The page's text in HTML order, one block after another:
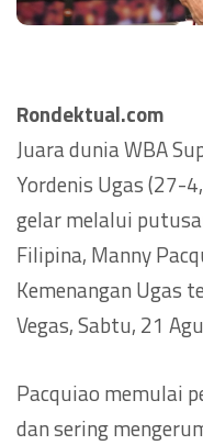
Rondektual.com
Juara dunia WBA
Yordenis Ugas (27-
gelar melalui
Filipina, Manny
Kemenangan Ugas
Vegas, Sabtu, 21
Pacquiao memulai
dan sering